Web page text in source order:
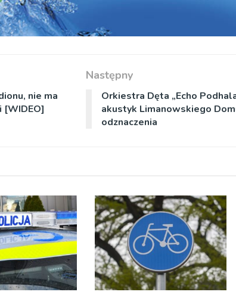
nie ma
[WIDEO]
Następny
Orkiestra Dęta „Echo
akustyk Limanowskiego
odznaczenia